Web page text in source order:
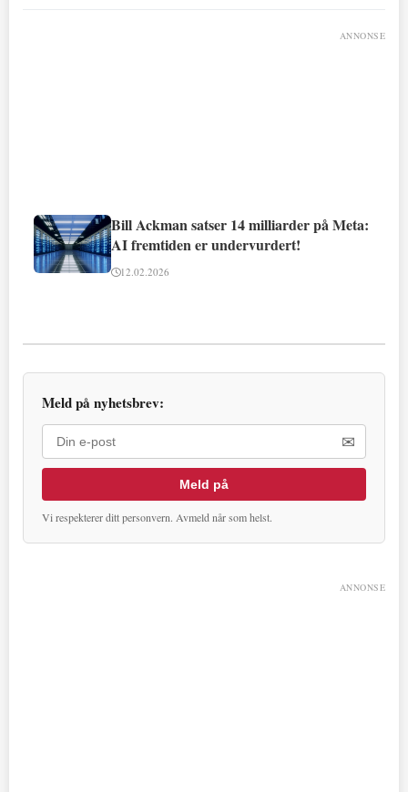
ANNONSE
Bill Ackman satser 14 milliarder på Meta:
AI fremtiden er undervurdert!
12.02.2026
Meld på nyhetsbrev:
✉
Meld på
Vi respekterer ditt personvern. Avmeld når som helst.
ANNONSE